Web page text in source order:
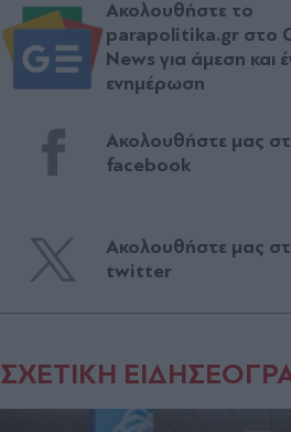
Ακολουθήστε το
parapolitika.gr στο
News για άμεση και
ενημέρωση
Ακολουθήστε μας
facebook
Ακολουθήστε μας
twitter
ΣΧΕΤΙΚΗ